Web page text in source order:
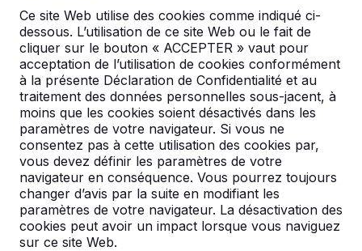
Ce site Web utilise des cookies comme indiqué ci-
dessous. L’utilisation de ce site Web ou le fait de
cliquer sur le bouton « ACCEPTER » vaut pour
acceptation de l’utilisation de cookies conformément
à la présente Déclaration de Confidentialité et au
traitement des données personnelles sous-jacent, à
moins que les cookies soient désactivés dans les
paramètres de votre navigateur. Si vous ne
consentez pas à cette utilisation des cookies par,
vous devez définir les paramètres de votre
navigateur en conséquence. Vous pourrez toujours
changer d’avis par la suite en modifiant les
paramètres de votre navigateur. La désactivation des
cookies peut avoir un impact lorsque vous naviguez
sur ce site Web.
Table multi-jeux DeLuxe